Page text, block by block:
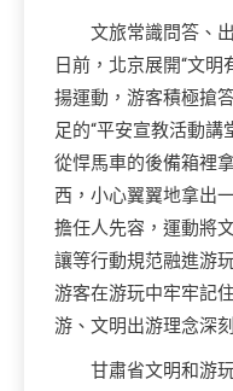
文旅常識問答、
日前，北京展開“文明
揚運動，游客積極搶
足的“平安宣教活動講
從悍馬車的後備箱裡
西，小心翼翼地拿出
擔任人先容，運動將
讓等行動規范融進游
游客在游玩中牢牢記
游、文明出游理念深
甘肅省文明和游